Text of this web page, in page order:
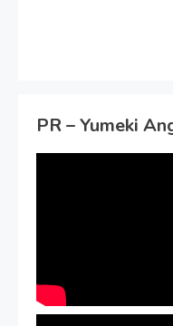
PR – Yumeki